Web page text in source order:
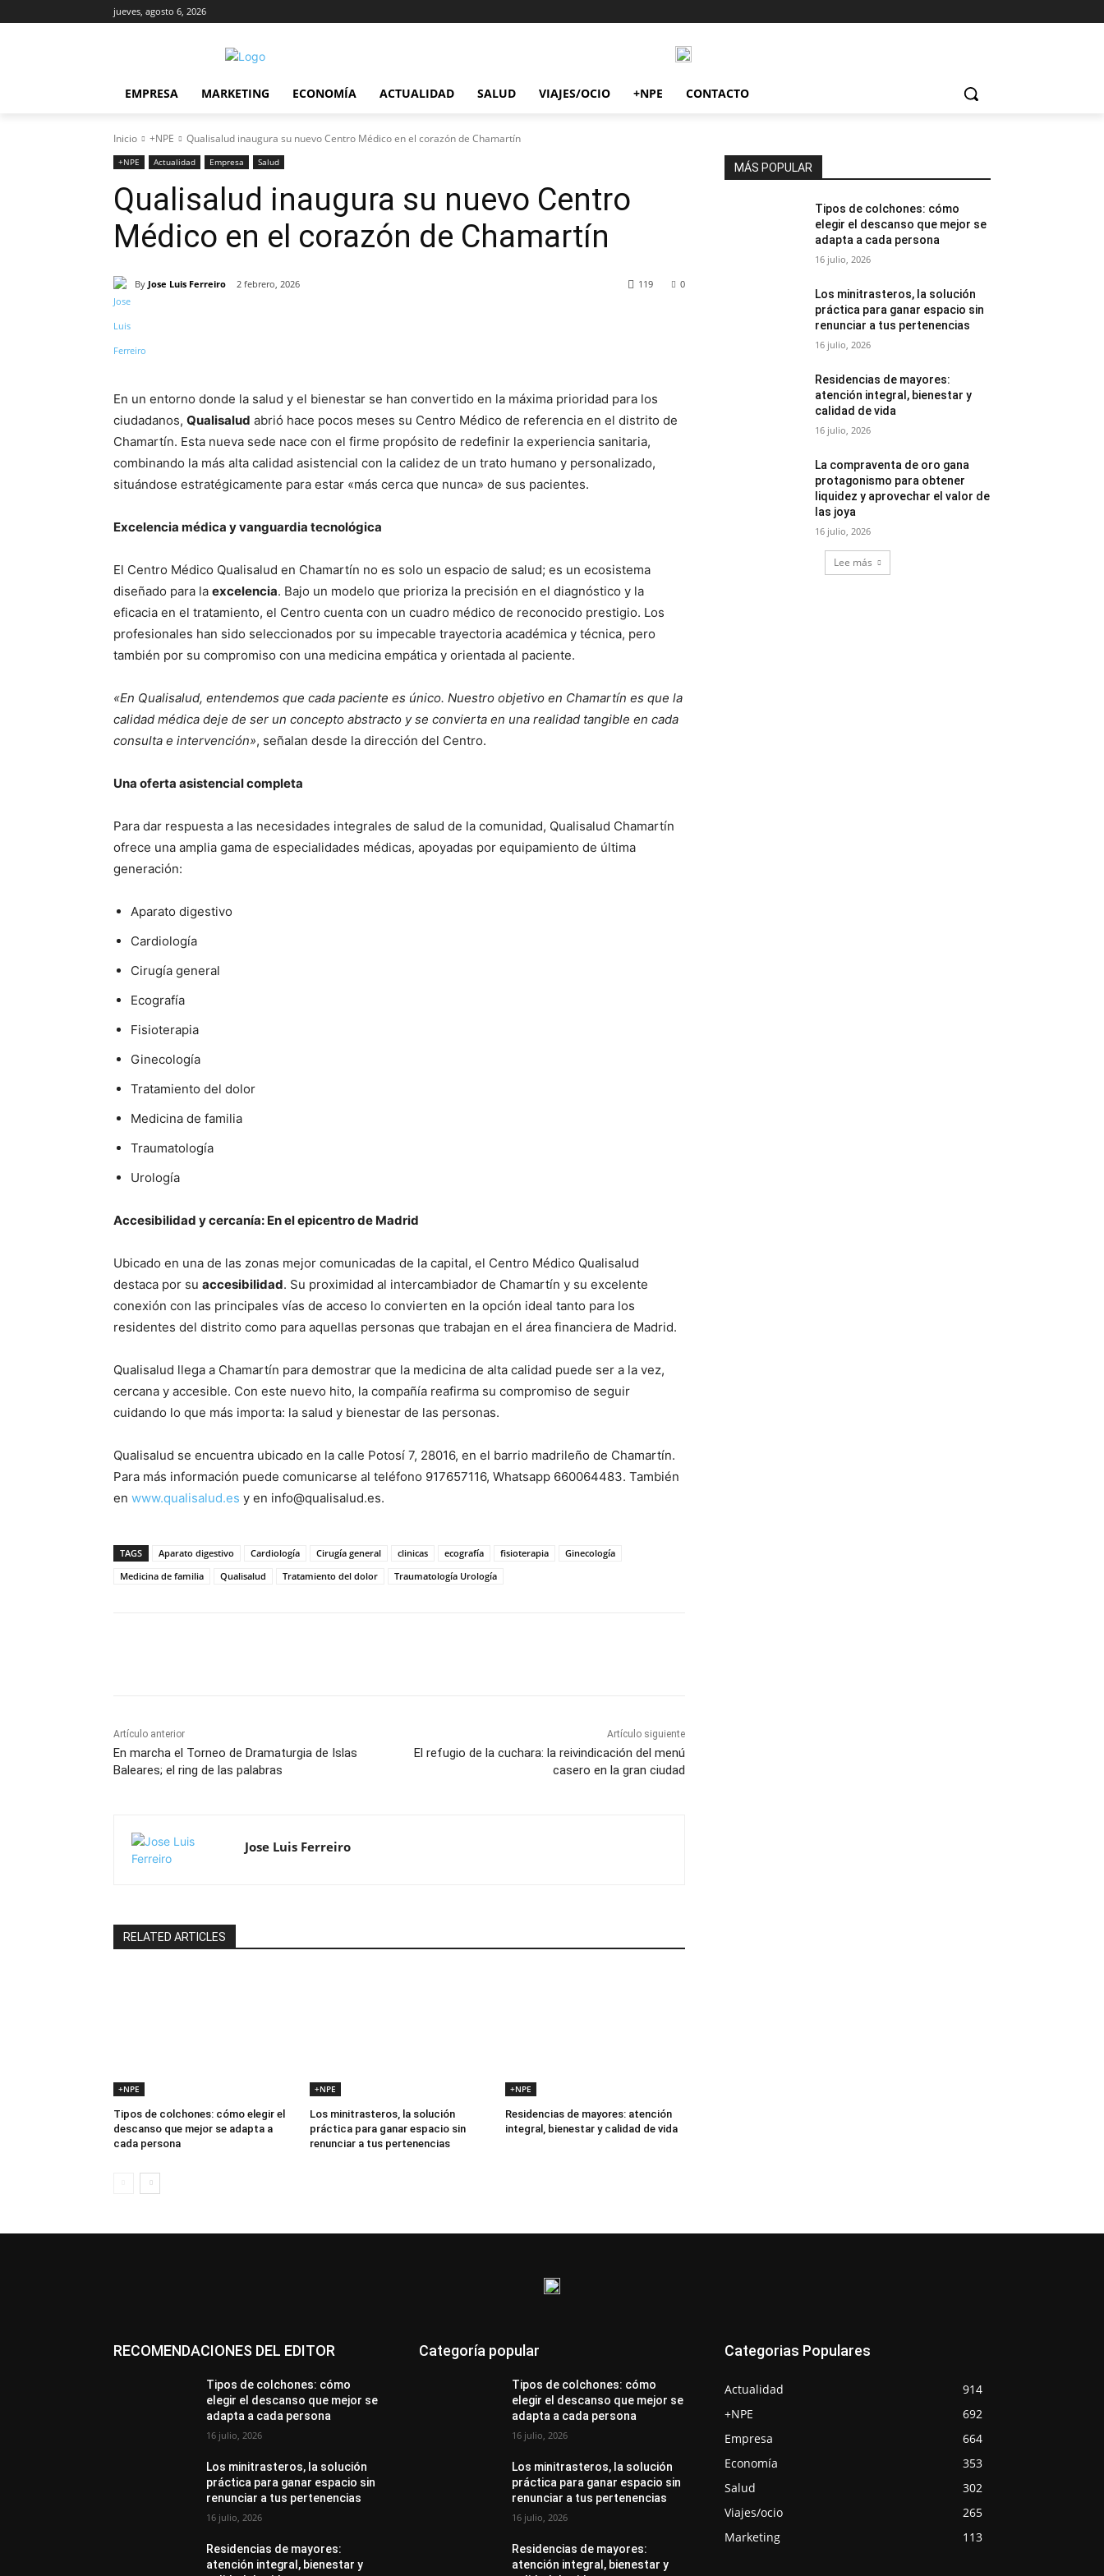
jueves, agosto 6, 2026
EMPRESA MARKETING ECONOMÍA ACTUALIDAD SALUD VIAJES/OCIO +NPE CONTACTO
Inicio +NPE Qualisalud inaugura su nuevo Centro Médico en el corazón de Chamartín
+NPE Actualidad Empresa Salud
Qualisalud inaugura su nuevo Centro
Médico en el corazón de Chamartín
By Jose Luis Ferreiro 2 febrero, 2026 0
119
En un entorno donde la salud y el bienestar se han convertido en la máxima prioridad para los
ciudadanos, Qualisalud abrió hace pocos meses su Centro Médico de referencia en el distrito de
Chamartín. Esta nueva sede nace con el firme propósito de redefinir la experiencia sanitaria,
combinando la más alta calidad asistencial con la calidez de un trato humano y personalizado,
situándose estratégicamente para estar «más cerca que nunca» de sus pacientes.
Excelencia médica y vanguardia tecnológica
El Centro Médico Qualisalud en Chamartín no es solo un espacio de salud; es un ecosistema
diseñado para la excelencia. Bajo un modelo que prioriza la precisión en el diagnóstico y la
eficacia en el tratamiento, el Centro cuenta con un cuadro médico de reconocido prestigio. Los
profesionales han sido seleccionados por su impecable trayectoria académica y técnica, pero
también por su compromiso con una medicina empática y orientada al paciente.
«En Qualisalud, entendemos que cada paciente es único. Nuestro objetivo en Chamartín es que la
calidad médica deje de ser un concepto abstracto y se convierta en una realidad tangible en cada
consulta e intervención», señalan desde la dirección del Centro.
Una oferta asistencial completa
Para dar respuesta a las necesidades integrales de salud de la comunidad, Qualisalud Chamartín
ofrece una amplia gama de especialidades médicas, apoyadas por equipamiento de última
generación:
Aparato digestivo
Cardiología
Cirugía general
Ecografía
Fisioterapia
Ginecología
Tratamiento del dolor
Medicina de familia
Traumatología
Urología
Accesibilidad y cercanía: En el epicentro de Madrid
Ubicado en una de las zonas mejor comunicadas de la capital, el Centro Médico Qualisalud
destaca por su accesibilidad. Su proximidad al intercambiador de Chamartín y su excelente
conexión con las principales vías de acceso lo convierten en la opción ideal tanto para los
residentes del distrito como para aquellas personas que trabajan en el área financiera de Madrid.
Qualisalud llega a Chamartín para demostrar que la medicina de alta calidad puede ser a la vez,
cercana y accesible. Con este nuevo hito, la compañía reafirma su compromiso de seguir
cuidando lo que más importa: la salud y bienestar de las personas.
Qualisalud se encuentra ubicado en la calle Potosí 7, 28016, en el barrio madrileño de Chamartín.
Para más información puede comunicarse al teléfono 917657116, Whatsapp 660064483. También
en www.qualisalud.es y en info@qualisalud.es.
TAGS Aparato digestivo Cardiología Cirugía general clinicas ecografía fisioterapia
Ginecología
Medicina de familia
Qualisalud Tratamiento del dolor Traumatología Urología
Artículo anterior
En marcha el Torneo de Dramaturgia de Islas
Baleares; el ring de las palabras
Artículo siguiente
El refugio de la cuchara: la reivindicación del menú
casero en la gran ciudad
Jose Luis Ferreiro
RELATED ARTICLES
+NPE
Tipos de colchones: cómo elegir el
descanso que mejor se adapta a
cada persona
+NPE
Los minitrasteros, la solución
práctica para ganar espacio sin
renunciar a tus pertenencias
+NPE
Residencias de mayores: atención
integral, bienestar y calidad de vida
MÁS POPULAR
Tipos de colchones: cómo
elegir el descanso que mejor se
adapta a cada persona
16 julio, 2026
Los minitrasteros, la solución
práctica para ganar espacio sin
renunciar a tus pertenencias
16 julio, 2026
Residencias de mayores:
atención integral, bienestar y
calidad de vida
16 julio, 2026
La compraventa de oro gana
protagonismo para obtener
liquidez y aprovechar el valor de
las joya
16 julio, 2026
Lee más
RECOMENDACIONES DEL EDITOR
Tipos de colchones: cómo
elegir el descanso que mejor se
adapta a cada persona
16 julio, 2026
Los minitrasteros, la solución
práctica para ganar espacio sin
renunciar a tus pertenencias
16 julio, 2026
Residencias de mayores:
atención integral, bienestar y
Categoría popular
Tipos de colchones: cómo
elegir el descanso que mejor se
adapta a cada persona
16 julio, 2026
Los minitrasteros, la solución
práctica para ganar espacio sin
renunciar a tus pertenencias
16 julio, 2026
Residencias de mayores:
atención integral, bienestar y
Categorias Populares
Actualidad
914
+NPE
692
Empresa
664
Economía
353
Salud
302
Viajes/ocio
265
Marketing
113